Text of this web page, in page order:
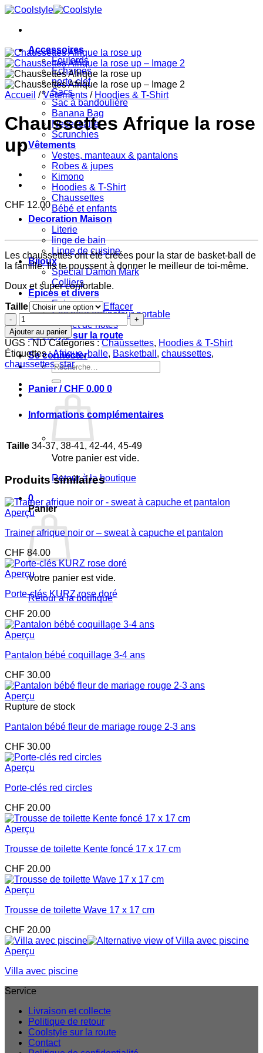
Passer
contenu
Accessoires
Foulards
Echarpes
porte-clef
Sacs
Sac à bandoulière
Banana Bag
Necessaire
Scrunchies
Vêtements
Vestes, manteaux & pantalons
Robes & jupes
Kimono
Hoodies & T-Shirt
Chaussettes
Bébé et enfants
Decoration Maison
Literie
linge de bain
Linge de cuisine
Bijoux
Spécial Damon Mark
Colliers
Epices et divers
Epices
Sac pour ordinateur portable
Carnet de notes
Coolstyle sur la route
Se connecter
Recherche
pour :
Panier /CHF 0.00 0
Votre panier est vide.
Retour à la boutique
0
Panier
Votre panier est vide.
Retour à la boutique
Accueil / Vêtements / Hoodies & T-Shirt
Chaussettes Afrique la rose
up
CHF 12.00
Les chaussettes ont été créées pour la star de basket-ball de
la famille. Ils te poussent à donner le meilleur de toi-même.
Doux et super confortable.
Taille
Effacer
quantité
de
Chaussettes
Afrique
la
rose
up
Ajouter au panier
UGS :ND Catégories :Chaussettes, Hoodies & T-Shirt
Étiquettes :Afrique,balle, Basketball , chaussettes,
chaussettes,star
Informations complémentaires
Taille 34-37, 38-41, 42-44, 45-49
Produits similaires
Aperçu
Trainer afrique noir or – sweat à capuche et pantalon
CHF 84.00
Aperçu
Porte-clés KURZ rose doré
CHF 20.00
Aperçu
Pantalon bébé coquillage 3-4 ans
CHF 30.00
Aperçu
Rupture de stock
Pantalon bébé fleur de mariage rouge 2-3 ans
CHF 30.00
Aperçu
Porte-clés red circles
CHF 20.00
Aperçu
Trousse de toilette Kente foncé 17 x 17 cm
CHF 20.00
Aperçu
Trousse de toilette Wave 17 x 17 cm
CHF 20.00
Aperçu
Villa avec piscine
Service
Livraison et collecte
Politique de retour
Coolstyle sur la route
Contact